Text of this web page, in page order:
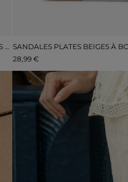
SABOTS À PLATEFORME MARRON AVEC FRANGES ET POMPONS
28,99 €